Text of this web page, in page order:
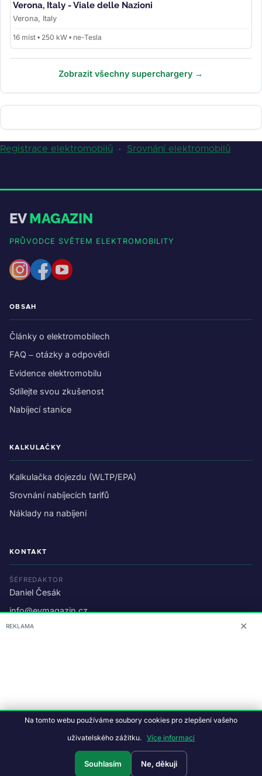
Verona, Italy - Viale delle Nazioni
Verona, Italy
16 míst • 250 kW • ne-Tesla
Zobrazit všechny superchargery →
Registrace elektromobilů · Srovnání elektromobilů
EVMAGAZIN
PRŮVODCE SVĚTEM ELEKTROMOBILITY
OBSAH
Články o elektromobilech
FAQ – otázky a odpovědi
Evidence elektromobilu
Sdílejte svou zkušenost
Nabíjecí stanice
KALKULAČKY
Kalkulačka dojezdu (WLTP/EPA)
Srovnání nabíjecích tarifů
Náklady na nabíjení
KONTAKT
ŠÉFREDAKTOR
Daniel Česák
info@evmagazin.cz
O nás
© 2026 EV Magazin.Podmínky a ochrana dat.
Studiografix
REKLAMA ✕
Na tomto webu používáme soubory cookies pro zlepšení vašeho
uživatelského zážitku. Více informací
Souhlasím Ne, děkuji